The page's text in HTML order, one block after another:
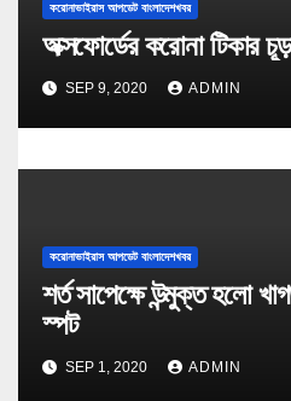
করোনাভাইরাস আপডেট বাংলাদেশখবর
অক্সফোর্ডের করোনা টিকার
SEP 9, 2020 ADMIN
করোনাভাইরাস আপডেট বাংলাদেশখবর
শর্ত সাপেক্ষে উন্মুক্ত হলো
স্পট
SEP 1, 2020 ADMIN